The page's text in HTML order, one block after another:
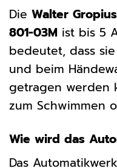
Die Walter
801-03M ist bis 5
bedeutet, dass
und beim
getragen werden
zum Schwimmen
Wie wird das
Das